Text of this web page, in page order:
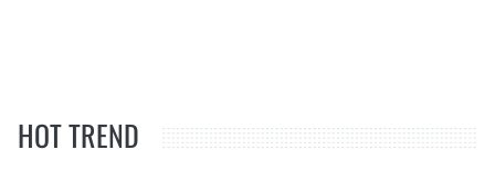
HOT TREND